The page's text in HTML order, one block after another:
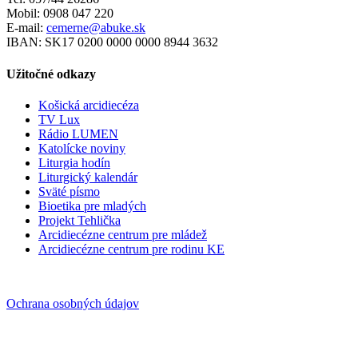
Mobil: 0908 047 220
E-mail: cemerne@abuke.sk
IBAN: SK17 0200 0000 0000 8944 3632
Užitočné odkazy
Košická arcidiecéza
TV Lux
Rádio LUMEN
Katolícke noviny
Liturgia hodín
Liturgický kalendár
Sväté písmo
Bioetika pre mladých
Projekt Tehlička
Arcidiecézne centrum pre mládež
Arcidiecézne centrum pre rodinu KE
Ochrana osobných údajov